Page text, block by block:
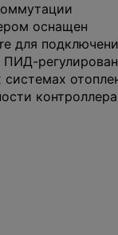
оснащен
для
ПИД-